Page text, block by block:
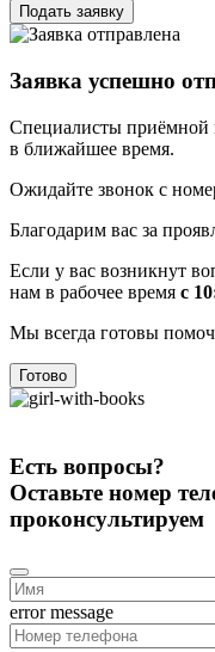
Подать заявку
Заявка успешно
Специалисты приёмной
в ближайшее время.
Ожидайте звонок с
Благодарим вас за
Если у вас возникнут
нам в рабочее время с
Мы всегда готовы
Готово
Есть вопросы?
Оставьте номер
проконсультируем
error message